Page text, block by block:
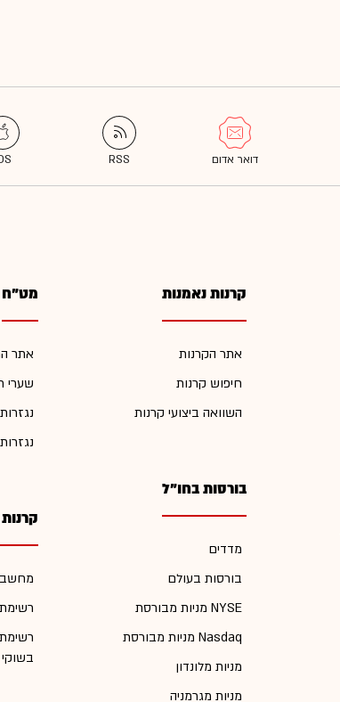
קרנות נאמנות
אתר הקרנות
חיפוש קרנות
השוואה ביצועי קרנות
בורסות בחו"ל
מדדים
בורסות בעולם
מניות מבורסת NYSE
מניות מבורסת Nasdaq
מניות מלונדון
מניות מגרמניה
מט"ח
אתר
שערי